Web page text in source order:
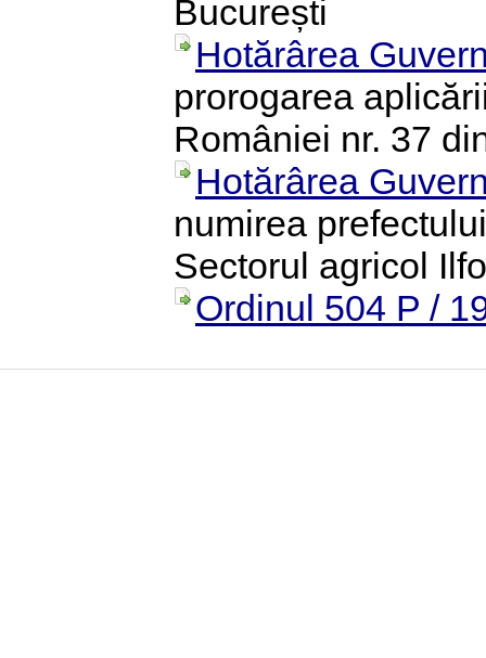
București
Hotărârea
prorogarea
României nr. 37
Hotărârea
numirea
Sectorul agricol
Ordinul 504 P /